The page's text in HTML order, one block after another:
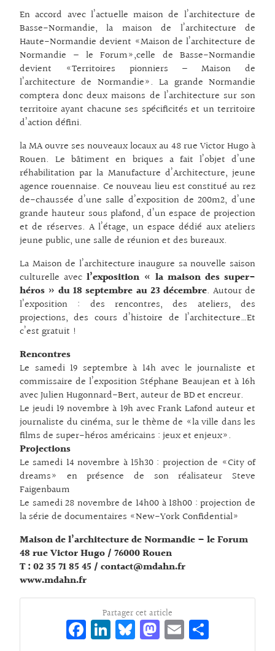
En accord avec l’actuelle maison de l’architecture de
Basse-Normandie, la maison de l’architecture de
Haute-Normandie devient «Maison de l’architecture de
Normandie – le Forum»,celle de Basse-Normandie
devient «Territoires pionniers – Maison de
l’architecture de Normandie». La grande Normandie
comptera donc deux maisons de l’architecture sur son
territoire ayant chacune ses spécificités et un territoire
d’action défini.
la MA ouvre ses nouveaux locaux au 48 rue Victor Hugo à
Rouen. Le bâtiment en briques a fait l’objet d’une
réhabilitation par la Manufacture d’Architecture, jeune
agence rouennaise. Ce nouveau lieu est constitué au rez
de-chaussée d’une salle d’exposition de 200m2, d’une
grande hauteur sous plafond, d’un espace de projection
et de réserves. A l’étage, un espace dédié aux ateliers
jeune public, une salle de réunion et des bureaux.
La Maison de l’architecture inaugure sa nouvelle saison
culturelle avec l’exposition « la maison des super-
héros » du 18 septembre au 23 décembre. Autour de
l’exposition : des rencontres, des ateliers, des
projections, des cours d’histoire de l’architecture…Et
c’est gratuit !
Rencontres
Le samedi 19 septembre à 14h avec le journaliste et
commissaire de l’exposition Stéphane Beaujean et à 16h
avec Julien Hugonnard-Bert, auteur de BD et encreur.
Le jeudi 19 novembre à 19h avec Frank Lafond auteur et
journaliste du cinéma, sur le thème de «la ville dans les
films de super-héros américains : jeux et enjeux».
Projections
Le samedi 14 novembre à 15h30 : projection de «City of
dreams» en présence de son réalisateur Steve
Faigenbaum
Le samedi 28 novembre de 14h00 à 18h00 : projection de
la série de documentaires «New-York Confidential»
Maison de l’architecture de Normandie – le Forum
48 rue Victor Hugo / 76000 Rouen
T : 02 35 71 85 45 / contact@mdahn.fr
www.mdahn.fr
Partager cet article
Fa Li Bl M E